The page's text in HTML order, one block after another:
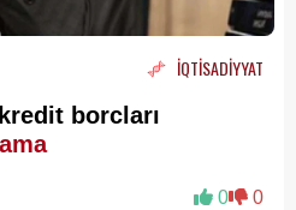
İQTİSADİYYAT
borcları
0 0